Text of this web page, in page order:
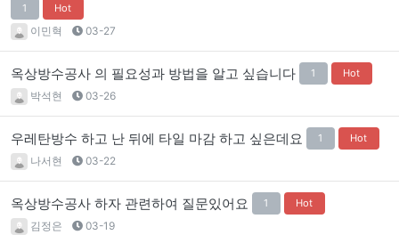
1 Hot
이민혁 03-27
옥상방수공사 의 필요성과 방법을 알고 싶습니다 1 Hot
박석현 03-26
우레탄방수 하고 난 뒤에 타일 마감 하고 싶은데요 1 Hot
나서현 03-22
옥상방수공사 하자 관련하여 질문있어요 1 Hot
김정은 03-19